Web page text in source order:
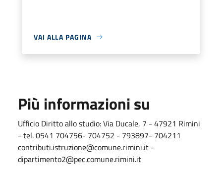
VAI ALLA PAGINA
Più informazioni su
Ufficio Diritto allo studio: Via Ducale, 7 - 47921 Rimini
- tel. 0541 704756- 704752 - 793897- 704211
contributi.istruzione@comune.rimini.it -
dipartimento2@pec.comune.rimini.it